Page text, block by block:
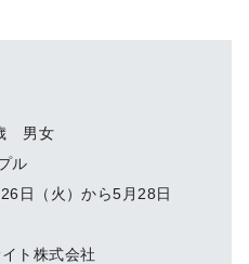
男女
ル
（火）から5月28日
ト株式会社